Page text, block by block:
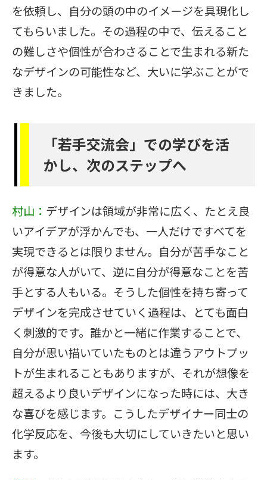
を依頼し、自分の頭の中のイメージを具現化し
てもらいました。その過程の中で、伝えること
の難しさや個性が合わさることで生まれる新た
なデザインの可能性など、大いに学ぶことがで
きました。
「若手交流会」での学びを活
かし、次のステップへ
村山： デザインは領域が非常に広く、たとえ良
いアイデアが浮かんでも、一人だけですべてを
実現できるとは限りません。自分が苦手なこと
が得意な人がいて、逆に自分が得意なことを苦
手とする人もいる。そうした個性を持ち寄って
デザインを完成させていく過程は、とても面白
く刺激的です。誰かと一緒に作業することで、
自分が思い描いていたものとは違うアウトプッ
トが生まれることもありますが、それが想像を
超えるより良いデザインになった時には、大き
な喜びを感じます。こうしたデザイナー同士の
化学反応を、今後も大切にしていきたいと思い
ます。